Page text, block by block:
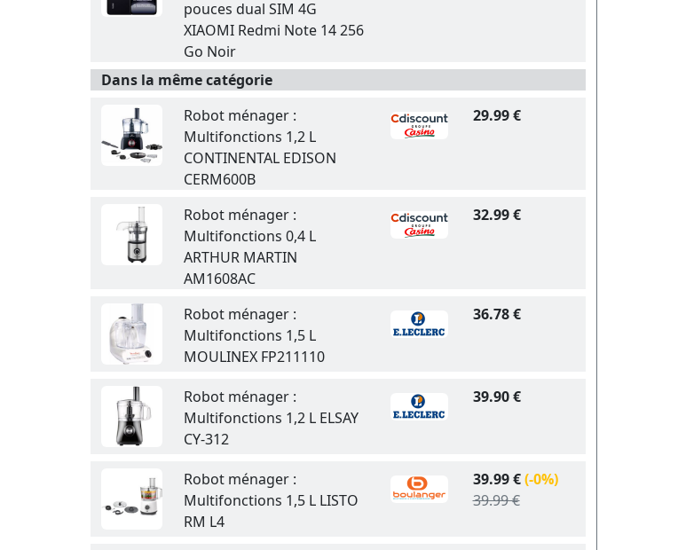
pouces dual SIM 4G
XIAOMI Redmi Note 14 256
Go Noir
Dans la même catégorie
Robot ménager :
Multifonctions 1,2 L
CONTINENTAL EDISON
CERM600B
29.99 €
Robot ménager :
Multifonctions 0,4 L
ARTHUR MARTIN
AM1608AC
32.99 €
Robot ménager :
Multifonctions 1,5 L
MOULINEX FP211110
36.78 €
Robot ménager :
Multifonctions 1,2 L ELSAY
CY-312
39.90 €
Robot ménager :
Multifonctions 1,5 L LISTO
RM L4
39.99 €(-0%)
39.99 €